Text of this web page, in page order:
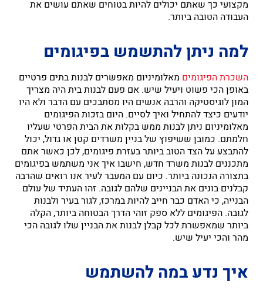
מקצועי כך שאתם יכולים להיות בטוחים שאתם עושים את
העבודה הטובה ביותר.
למה ניתן להתשמש בפיגומים
השכרת הפיגומים מאלומיניום מאפשרים לבנות בתים פרטיים
באופן הכי פשוט ויעיל שיש. אם פעם לבנות בית היה מצריך
המון לוגיסטיקה והרבה אנשים היו מסתבכים עם הדבר ולא היו
יודעים כיצד להתחיל ואיך לסיים. היום בזכות הפיגומים
מאלומיניום ניתן לבנות ממש בקלות את הבית הפרטי שעליו
חלמתם. כמובן ששיפוץ של בניין משרדים קטן או גדול, יכול
להתבצע על הצד הטוב ביותר בעזרת פיגומים, לכן כאשר אתם
מתכננים לבנות משרד חדש, חישבו איך אני משתמש בפיגומים
בתצורה הנכונה ביותר. כיום עם המעבר לעיר אנו רואים שהרבה
קבלנים בונים את הבניינים שלהם לגובה. זהו העתיד של עולם
הבנייה, כי האדם כבר חייב להיות במרכז, לגור בעיר ולבנות
לגובה. הפיגומים ללא ספק זוהי הדרך הבטוחה ביותר, הקלה
ביותר שמאפשרת לכל קבלן לבנות את הבניין שלו לגובה הכי
מהר והכי יעיל שיש.
איך נדע במה להשתמש